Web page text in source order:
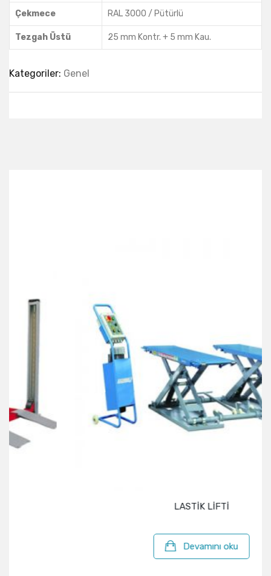
Çekmece RAL 3000 / Pütürlü
Tezgah Üstü 25 mm Kontr. + 5 mm Kau.
Kategoriler: Genel
LASTİK LİFTİ
Devamını oku